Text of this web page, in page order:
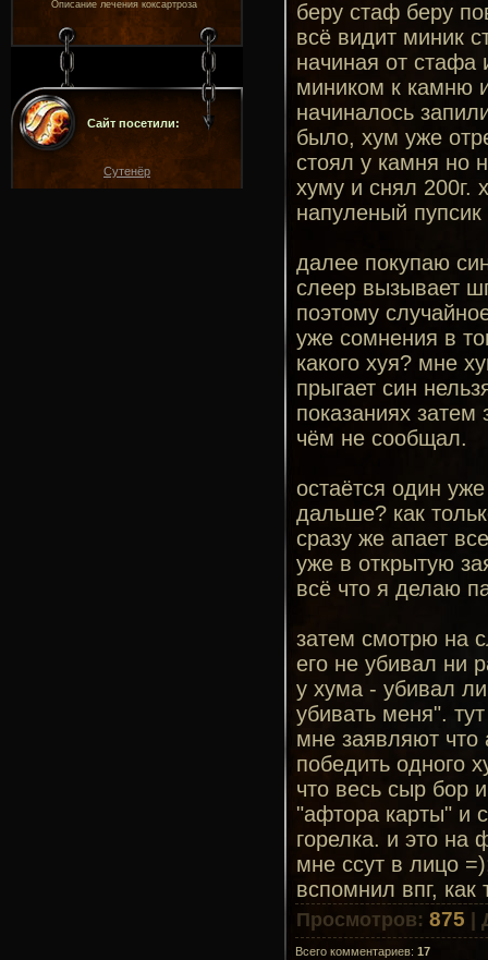
Описание лечения коксартроза
Сайт посетили:
Сутенёр
беру стаф беру
всё видит миник
начиная от стафа
миником к камню
начиналось
было, хум уже
стоял у камня но
хуму и снял
напуленый
далее покупаю
слеер вызывает
поэтому
уже сомнения в
какого хуя? мне
прыгает син
показаниях
чём не сообщал.
остаётся один
дальше? как
сразу же апает
уже в открытую
всё что я делаю
затем смотрю на
его не убивал ни
у хума - убивал
убивать меня".
мне заявляют что
победить одного
что весь сыр бор
"афтора карты" и
горелка. и это на
мне ссут в лицо
вспомнил впг,
Просмотров: 875
Всего комментариев: 17